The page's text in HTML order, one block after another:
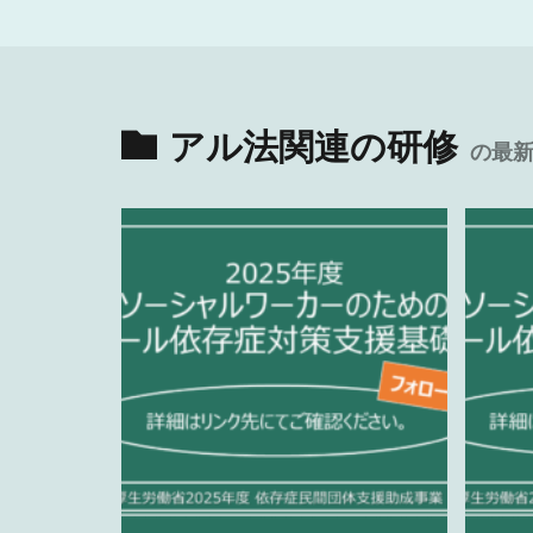
アル法関連の研修 の最